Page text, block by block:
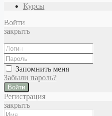
Курсы
Войти
закрыть
Запомнить меня
Забыли пароль?
Войти
Регистрация
закрыть